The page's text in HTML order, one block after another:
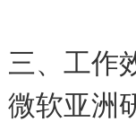
三、工作
微软亚洲